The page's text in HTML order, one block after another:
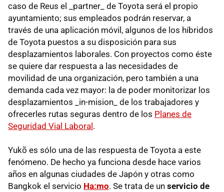
caso de Reus el _partner_ de Toyota será el propio
ayuntamiento; sus empleados podrán reservar, a
través de una aplicación móvil, algunos de los híbridos
de Toyota puestos a su disposición para sus
desplazamientos laborales. Con proyectos como éste
se quiere dar respuesta a las necesidades de
movilidad de una organización, pero también a una
demanda cada vez mayor: la de poder monitorizar los
desplazamientos _in-mision_ de los trabajadores y
ofrecerles rutas seguras dentro de los Planes de
Seguridad Vial Laboral .
Yukõ es sólo una de las respuesta de Toyota a este
fenómeno. De hecho ya funciona desde hace varios
años en algunas ciudades de Japón y otras como
Bangkok el servicio Ha:mo. Se trata de un servicio de